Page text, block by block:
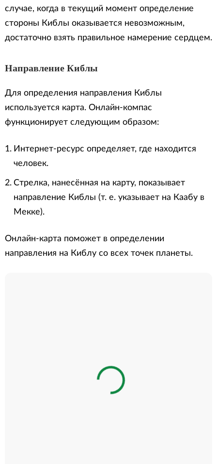
случае, когда в текущий момент определение
стороны Киблы оказывается невозможным,
достаточно взять правильное намерение сердцем.
Направление Киблы
Для определения направления Киблы
используется карта. Онлайн-компас
функционирует следующим образом:
Интернет-ресурс определяет, где находится
человек.
Стрелка, нанесённая на карту, показывает
направление Киблы (т. е. указывает на Каабу в
Мекке).
Онлайн-карта поможет в определении
направления на Киблу со всех точек планеты.